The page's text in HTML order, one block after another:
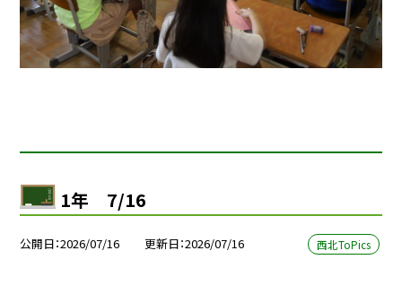
1年 7/16
公開日 2026/07/16 更新日 2026/07/16 西北ToPics